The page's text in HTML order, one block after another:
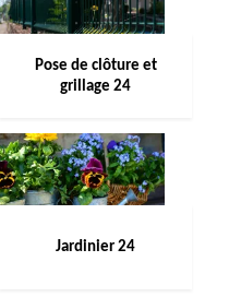
Pose de clôture et
grillage 24
Jardinier 24